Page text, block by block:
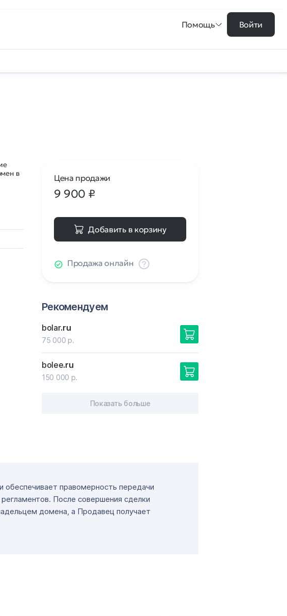
Помощь Войти
в
Цена продажи
9 900 ₽
Добавить в корзину
Продажа онлайн
Рекомендуем
bolar.ru
75 000 р.
bolee.ru
150 000 р.
Показать больше
обеспечивает правомерность передачи
После совершения сделки
домена, а Продавец получает